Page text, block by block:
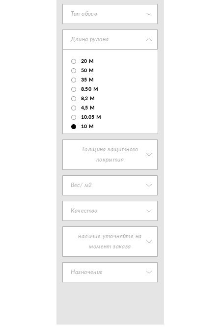
Тип обоев
Длина рулона
20 М
50 М
35 М
8.50 М
8,2 М
4,5 М
10.05 М
10 М
Толщина защитного
покрытия
Вес/ м2
Качество
наличие уточняйте на
момент заказа
Назначение